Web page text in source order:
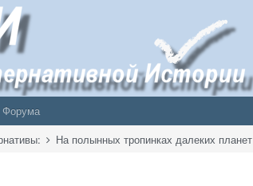
Форума
На полынных тропинках далеких планет